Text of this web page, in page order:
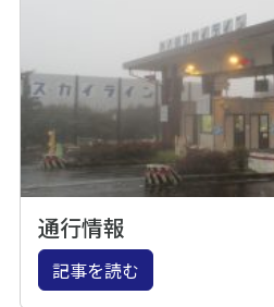
通行情報
記事を読む